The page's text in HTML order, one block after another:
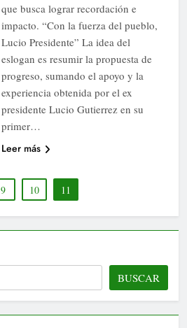
que busca lograr recordación e
impacto. “Con la fuerza del pueblo,
Lucio Presidente” La idea del
eslogan es resumir la propuesta de
progreso, sumando el apoyo y la
experiencia obtenida por el ex
presidente Lucio Gutierrez en su
primer…
Leer más
9 10 11
BUSCAR